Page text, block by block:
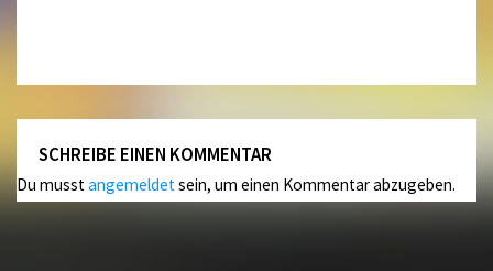
SCHREIBE EINEN KOMMENTAR
Du musstangemeldetsein, um einen Kommentar abzugeben.